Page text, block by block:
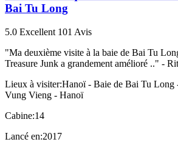
Bai Tu Long
5.0 Excellent 101 Avis
"Ma deuxième visite à la baie de Bai Tu
Treasure Junk a grandement amélioré .." -
Lieux à visiter:Hanoï - Baie de Bai Tu
Vung Vieng - Hanoï
Cabine:14
Lancé en:2017